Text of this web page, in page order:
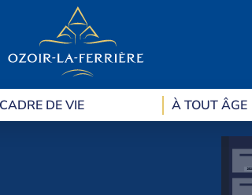
CADRE DE VIE À TOUT ÂGE